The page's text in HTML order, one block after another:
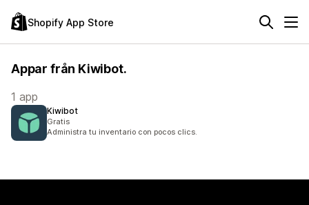
Shopify App Store
Appar från Kiwibot.
1 app
Kiwibot
Gratis
Administra tu inventario con pocos clics.